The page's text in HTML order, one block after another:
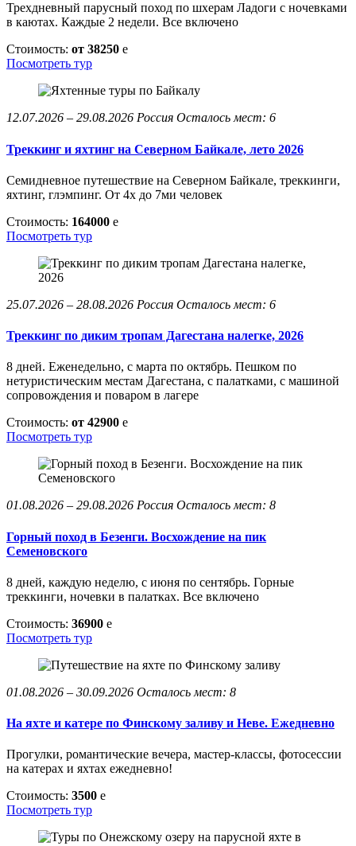
Трехдневный парусный поход по шхерам Ладоги с ночевками
в каютах. Каждые 2 недели. Все включено
Стоимость: от 38250 e
Посмотреть тур
12.07.2026 – 29.08.2026 Россия Осталось мест: 6
Треккинг и яхтинг на Северном Байкале, лето 2026
Семидневное путешествие на Северном Байкале, треккинги,
яхтинг, глэмпинг. От 4х до 7ми человек
Стоимость: 164000 e
Посмотреть тур
25.07.2026 – 28.08.2026 Россия Осталось мест: 6
Треккинг по диким тропам Дагестана налегке, 2026
8 дней. Еженедельно, с марта по октябрь. Пешком по
нетуристическим местам Дагестана, с палатками, с машиной
сопровождения и поваром в лагере
Стоимость: от 42900 e
Посмотреть тур
01.08.2026 – 29.08.2026 Россия Осталось мест: 8
Горный поход в Безенги. Восхождение на пик
Семеновского
8 дней, каждую неделю, с июня по сентябрь. Горные
треккинги, ночевки в палатках. Все включено
Стоимость: 36900 e
Посмотреть тур
01.08.2026 – 30.09.2026 Осталось мест: 8
На яхте и катере по Финскому заливу и Неве. Ежедневно
Прогулки, романтические вечера, мастер-классы, фотосессии
на катерах и яхтах ежедневно!
Стоимость: 3500 e
Посмотреть тур